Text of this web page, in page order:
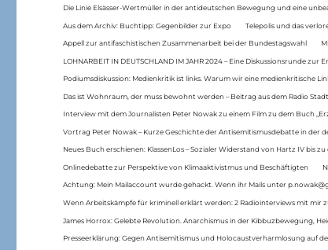
Die Linie Elsässer-Wertmüller in der antideutschen Bewegung und eine
Aus dem Archiv: Buchtipp: Gegenbilder zur Expo Telepolis und das
Appell zur antifaschistischen Zusammenarbeit bei der Bundestagswahl
LOHNARBEIT IN DEUTSCHLAND IM JAHR 2024 – Eine Diskussionsrunde
Podiumsdiskussion: Medienkritik ist links. Warum wir eine medienkritische
Das ist Wohnraum, der muss bewohnt werden – Beitrag aus dem Radio
Interview mit dem Journalisten Peter Nowak zu einem Film zu dem Buch
Vortrag Peter Nowak – Kurze Geschichte der Antisemitismusdebatte in der
Neues Buch erschienen: KlassenLos – Sozialer Widerstand von Hartz IV bis
Onlinedebatte zur Perspektive von Klimaaktivistmus und Beschäftigten
Achtung: Mein Mailaccount wurde gehackt. Wenn ihr Mails unter
Wenn Arbeitskämpfe für kriminell erklärt werden: 2 Radiointerviews mit mir
James Horrox: Gelebte Revolution. Anarchismus in der Kibbuzbewegung,
Presseerklärung: Gegen Antisemitismus und Holocaustverharmlosung auf